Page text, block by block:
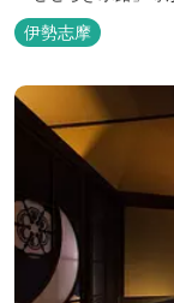
バーベキューはもち
ャンプなどもお楽しみいただけます
ー･焚火等をする際
使...
伊勢志摩